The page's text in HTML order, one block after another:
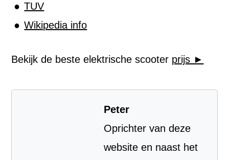
TUV
Wikipedia info
Bekijk de beste elektrische scooter prijs ►
Peter
Oprichter van deze
website en naast het